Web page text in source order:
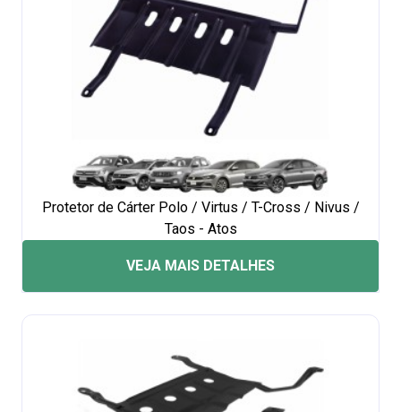
Protetor de Cárter Polo / Virtus / T-Cross / Nivus /
Taos - Atos
VEJA MAIS DETALHES